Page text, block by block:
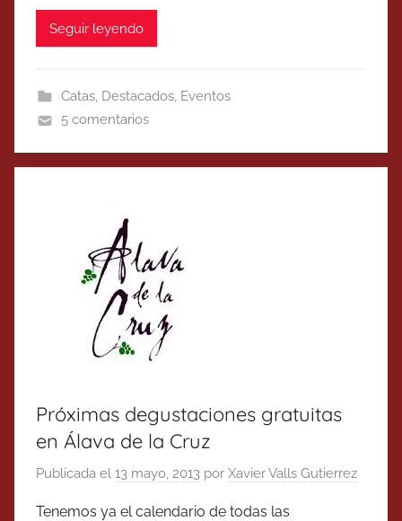
Seguir leyendo
Catas, Destacados, Eventos
5 comentarios
Próximas degustaciones gratuitas
en Álava de la Cruz
Publicada el 13 mayo, 2013 por Xavier Valls Gutierrez
Tenemos ya el calendario de todas las